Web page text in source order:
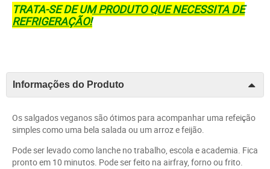
TRATA-SE DE UM PRODUTO QUE NECESSITA DE
REFRIGERAÇÃO!
Informações do Produto
Os salgados veganos são ótimos para acompanhar uma refeição
simples como uma bela salada ou um arroz e feijão.
Pode ser levado como lanche no trabalho, escola e academia. Fica
pronto em 10 minutos. Pode ser feito na airfray, forno ou frito.